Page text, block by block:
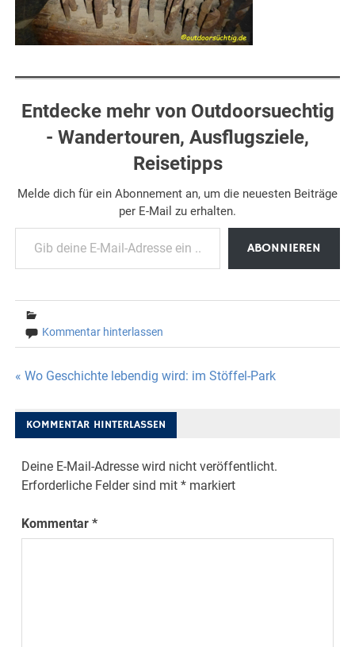
Entdecke mehr von Outdoorsuechtig
- Wandertouren, Ausflugsziele,
Reisetipps
Melde dich für ein Abonnement an, um die neuesten Beiträge
per E-Mail zu erhalten.
Gib deine E-Mail-Adresse ein ...
ABONNIEREN
Kommentar hinterlassen
Beitragsnavigation
« Wo Geschichte lebendig wird: im Stöffel-Park
KOMMENTAR HINTERLASSEN
Deine E-Mail-Adresse wird nicht veröffentlicht.
Erforderliche Felder sind mit* markiert
Kommentar*